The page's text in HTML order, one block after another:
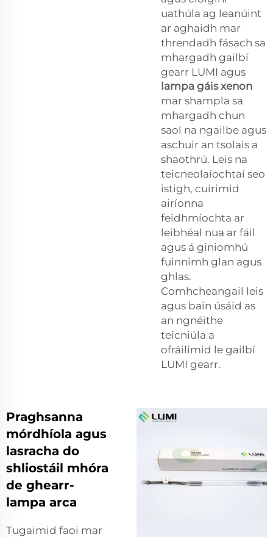
uathúla ag leanúint
ar aghaidh mar
threndadh fásach sa
mhargadh gailbí
gearr LUMI agus
lampa gáis xenon
mar shampla sa
mhargadh chun
saol na ngailbe agus
aschuir an tsolais a
shaothrú. Leis na
teicneolaíochtaí seo
istigh, cuirimid
airíonna
feidhmíochta ar
leibhéal nua ar fáil
agus á giniomhú
fuinnimh glan agus
ghlas.
Comhcheangail leis
agus bain úsáid as
an ngnéithe
teicniúla a
ofráilimid le gailbí
LUMI gearr.
Praghsanna
mórdhíola agus
lasracha do
shliostáil mhóra
de ghearr-
lampa arca
Tugaimid faoi mar